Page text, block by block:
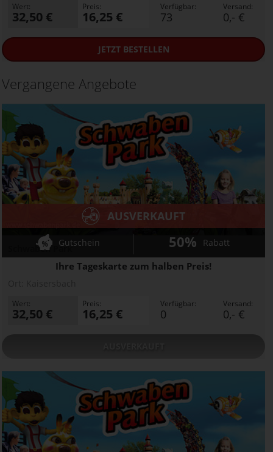
Wert:
32,50 €
Preis:
16,25 €
Verfügbar:
73
Versand:
0,- €
JETZTBESTELLEN
Vergangene Angebote
Schwaben Park
Ihre Tageskarte zum halben Preis!
AUSVERKAUFT
Gutschein 50% Rabatt
Wert:
32,50 €
Preis:
16,25 €
Verfügbar:
0
Versand:
0,- €